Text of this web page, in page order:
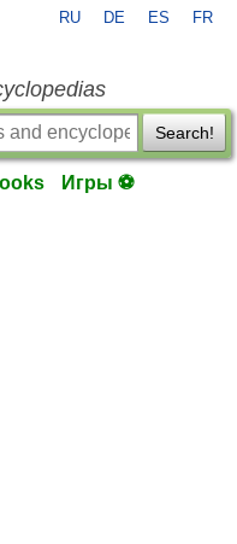
RU DE ES FR
Search!
Игры ⚽